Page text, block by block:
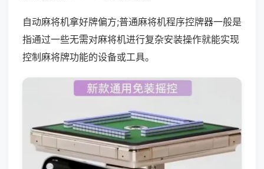
自动麻将机拿好牌偏方;普通麻将机程序控牌器一般是
指通过一些无需对麻将机进行复杂安装操作就能实现
控制麻将牌功能的设备或工具。